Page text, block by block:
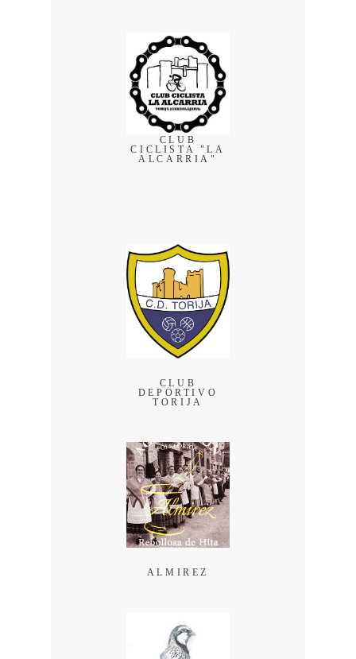
CLUB
CICLISTA "LA
ALCARRIA"
CLUB
DEPORTIVO
TORIJA
ALMIREZ